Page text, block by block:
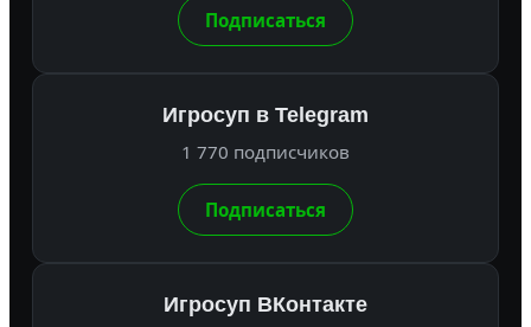
Подписаться
Игросуп в Telegram
1 770 подписчиков
Подписаться
Игросуп ВКонтакте